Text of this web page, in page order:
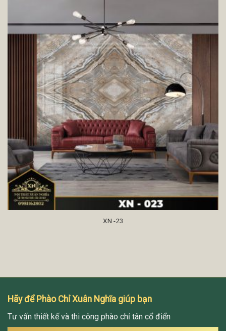
XN -23
Hãy để Phào Chỉ Xuân Nghĩa giúp bạn
Tư vấn thiết kế và thi công phào chỉ tân cổ điển